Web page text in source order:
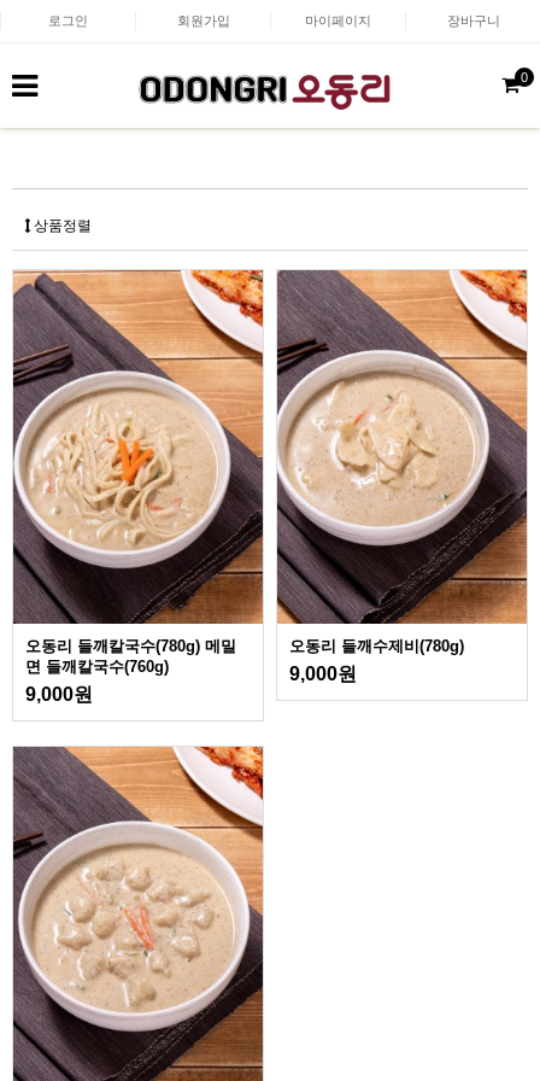
로그인 회원가입 마이페이지 장바구니
0
상품정렬
오동리 들깨칼국수(780g) 메밀
면 들깨칼국수(760g)
9,000원
오동리 들깨수제비(780g)
9,000원